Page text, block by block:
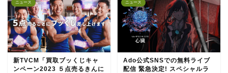
ニュース
新TVCM「買取ブッくじキャ
ンペーン2023 ５点売るきんに
ニュース
Ado公式SNSでの無料ライブ
配信 緊急決定! スペシャルラ